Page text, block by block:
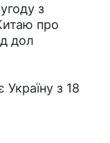
з
про
дол
Україну з 18